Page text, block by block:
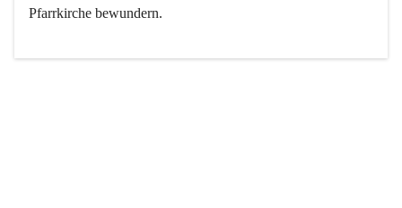
Pfarrkirche bewundern.
Der Weinbau dominert heute nicht mehr, ist aber integrativer